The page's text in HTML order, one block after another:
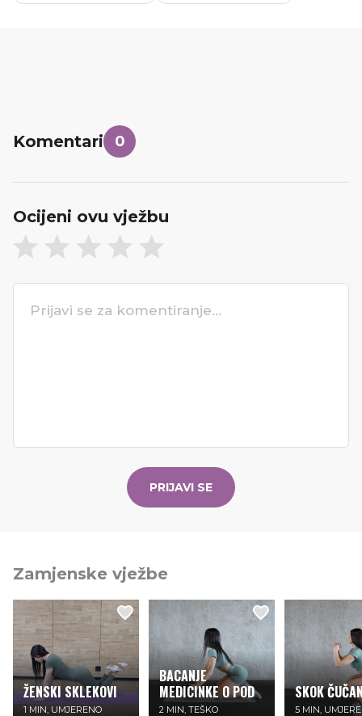
Komentari 0
Ocijeni ovu vježbu
PRIJAVI SE
Zamjenske vježbe
ŽENSKI SKLEKOVI
1 MIN, UMJERENO
BACANJE
MEDICINKE O POD
2 MIN, TEŠKO
SKOK
5 MIN,